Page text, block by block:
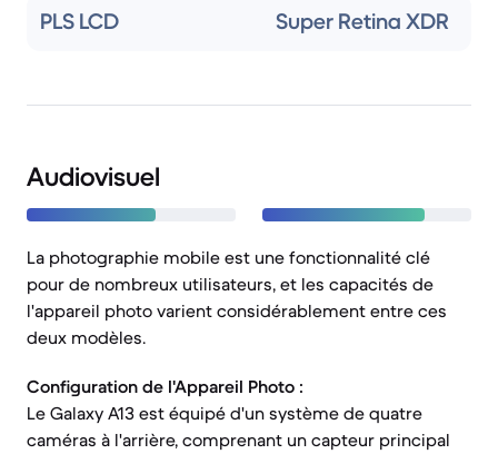
PLS LCD Super Retina XDR
Audiovisuel
La photographie mobile est une fonctionnalité clé
pour de nombreux utilisateurs, et les capacités de
l'appareil photo varient considérablement entre ces
deux modèles.
Configuration de l'Appareil Photo :
Le Galaxy A13 est équipé d'un système de quatre
caméras à l'arrière, comprenant un capteur principal